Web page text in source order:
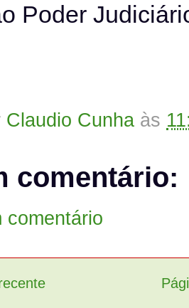
Poder
Claudio Cunha às
comentário:
comentário